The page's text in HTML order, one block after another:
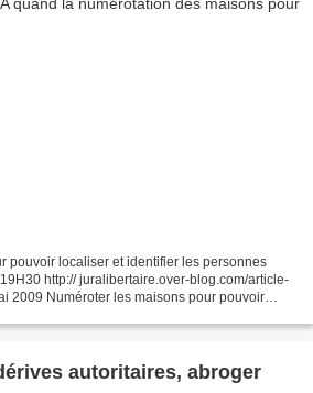
pouvoir localiser et identifier les personnes
http:// juralibertaire.over-blog.com/article-
2009 Numéroter les maisons pour pouvoir
autoritaires, abroger